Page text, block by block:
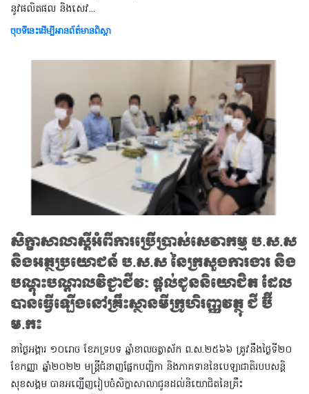
នូវផលិតផល និងសេវ...
ចុចទីនេះដើម្បីអានព័ត៌មានពិស្តា
សិក្ខាសាលាស្តីអំពីការប្រើប្រាស់សេវាកម្ម ប.ស.ស
និងអត្ថប្រយោជន៍ ប.ស.ស នៃក្រសួងការងារ និង
បណ្តុះបណ្តាលវិជ្ជាជីវៈ ផ្ដល់ជូននិយោជិត ដែល
បានធ្វើឡើងនៅគ្រឹះស្ថានមីក្រូហិរញ្ញវត្ថុ ជី ប៊ី
ម.ក៖
នាថ្ងៃអង្គារ ១០រោច ខែភទ្របទ ឆ្នាំខាលចត្វាស័ក ព.ស.២៥៦៦ ត្រូវនឹងថ្ងៃទី២០
ខែកញ្ញា ឆ្នាំ២០២២ មន្ត្រីជំនាញផ្នែកបញ្ជិកា និងភាគទាននៃបេឡាជាតិរបបសន្តិ
សុខសង្គម បានអញ្ជើញរៀបចំសិក្ខាសាលាជូនដល់និយោជិតនៃគ្រឹះ